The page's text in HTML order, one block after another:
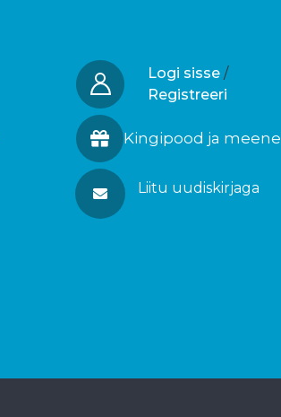
Logi sisse /
Registreeri
Kingipood ja
Liitu uudiskirjaga